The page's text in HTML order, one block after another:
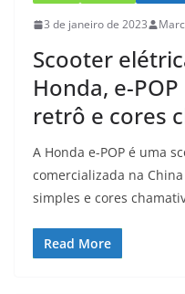
3 de janeiro de 2023
Scooter
Honda, e-
retrô e cores
A Honda e-POP é uma
comercializada na
simples e cores
Read More